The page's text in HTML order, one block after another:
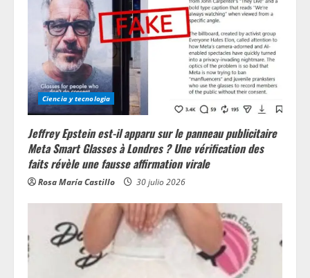
Ciencia y tecnologia
Jeffrey Epstein est-il apparu sur le panneau publicitaire
Meta Smart Glasses à Londres ? Une vérification des
faits révèle une fausse affirmation virale
Rosa María Castillo 30 julio 2026